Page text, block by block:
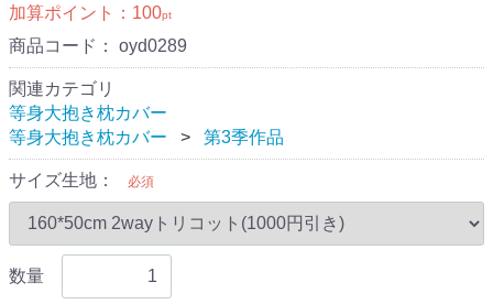
加算ポイント： 100pt
商品コード： oyd0289
関連カテゴリ
等身大抱き枕カバー
等身大抱き枕カバー
第3季作品
サイズ生地： 必須
数量